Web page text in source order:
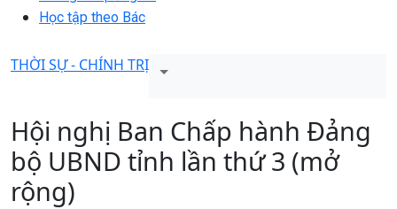
Học tập theo Bác
THỜI SỰ - CHÍNH TRỊ
Hội nghị Ban Chấp hành Đảng
bộ UBND tỉnh lần thứ 3 (mở
rộng)